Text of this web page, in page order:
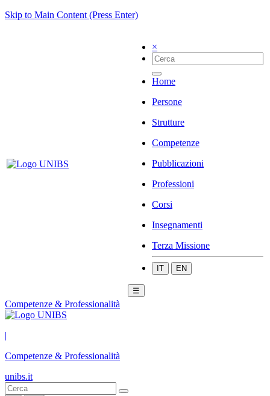
Skip to Main Content (Press Enter)
×
Home
Persone
Strutture
Competenze
Pubblicazioni
Professioni
Corsi
Insegnamenti
Terza Missione
IT EN
☰
Competenze & Professionalità
|
Competenze & Professionalità
unibs.it